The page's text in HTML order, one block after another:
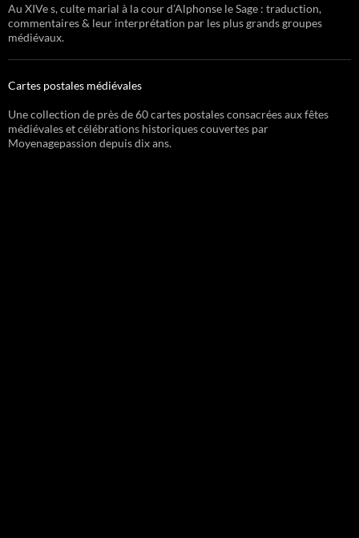
Au XIVe s, culte marial à la cour d’Alphonse le Sage : traduction,
commentaires & leur interprétation par les plus grands groupes
médiévaux.
Cartes postales médiévales
Une collection de près de 60 cartes postales consacrées aux fêtes
médiévales et célébrations historiques couvertes par
Moyenagepassion depuis dix ans.